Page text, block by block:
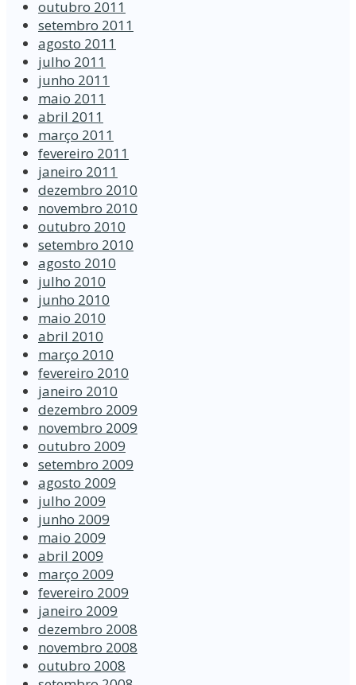
outubro 2011
setembro 2011
agosto 2011
julho 2011
junho 2011
maio 2011
abril 2011
março 2011
fevereiro 2011
janeiro 2011
dezembro 2010
novembro 2010
outubro 2010
setembro 2010
agosto 2010
julho 2010
junho 2010
maio 2010
abril 2010
março 2010
fevereiro 2010
janeiro 2010
dezembro 2009
novembro 2009
outubro 2009
setembro 2009
agosto 2009
julho 2009
junho 2009
maio 2009
abril 2009
março 2009
fevereiro 2009
janeiro 2009
dezembro 2008
novembro 2008
outubro 2008